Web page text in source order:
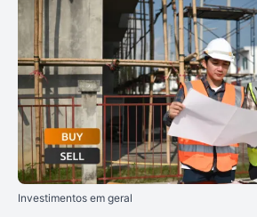
Investimentos em geral